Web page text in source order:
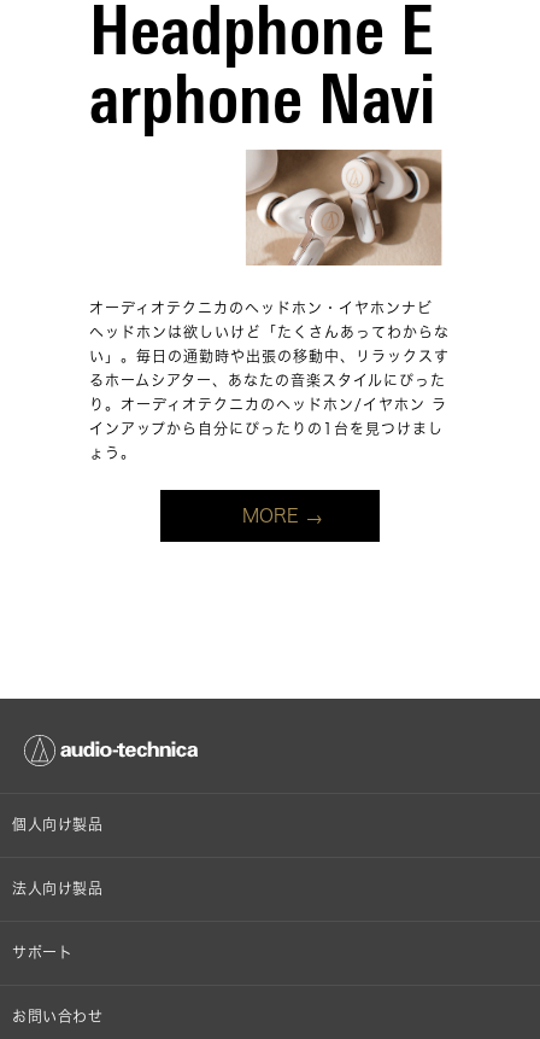
Headphone E
arphone Navi
オーディオテクニカのヘッドホン・イヤホンナビ
ヘッドホンは欲しいけど「たくさんあってわからな
い」。毎日の通勤時や出張の移動中、リラックスす
るホームシアター、あなたの音楽スタイルにぴった
り。オーディオテクニカのヘッドホン/イヤホン ラ
インアップから自分にぴったりの1台を見つけまし
ょう。
MORE
個人向け製品
オンラインストア限定
法人向け製品
設備音響機器
サポート
個人向け製品サポート
お問い合わせ